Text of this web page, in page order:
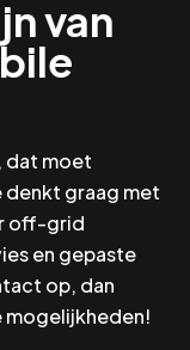
van
dat moet
graag met
off-grid
en gepaste
op, dan
mogelijkheden!